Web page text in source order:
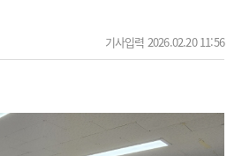
기사입력 2026.02.20 11:56